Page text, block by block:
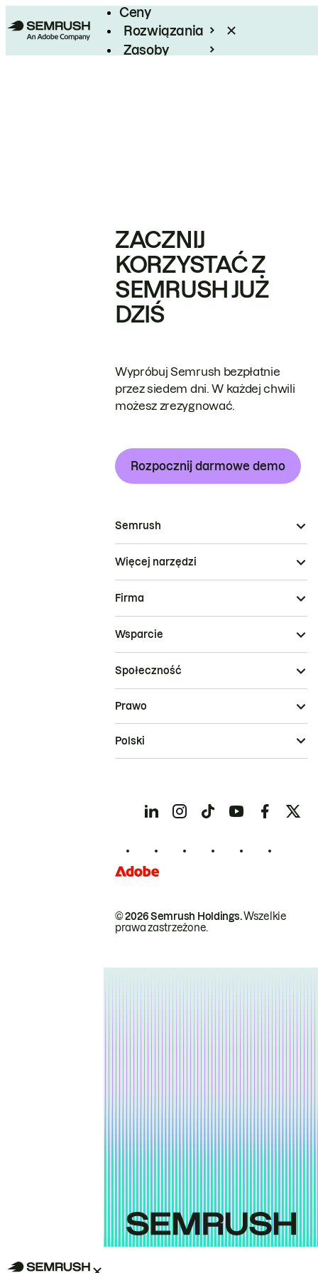
Ceny
Rozwiązania
Zasoby
ZACZNIJ
KORZYSTAĆ Z
SEMRUSH JUŻ
DZIŚ
Wypróbuj Semrush bezpłatnie
przez siedem dni. W każdej chwili
możesz zrezygnować.
Rozpocznij darmowe demo
Semrush
Więcej narzędzi
Firma
Wsparcie
Społeczność
© 2026 Semrush Holdings.Wszelkie
prawa zastrzeżone.
Prawo
Polski